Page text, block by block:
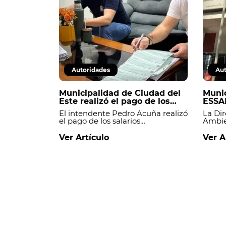
Autoridades
Municipalidad de Ciudad del
Este realizó el pago de los
salarios y mantiene al día sus
compromisos financieros.
El intendente Pedro Acuña realizó
el pago de los salarios
funcionarios de la Municipalidad
de Ciudad del Este, manteniendo
Ver Artículo
Este
La
Ver